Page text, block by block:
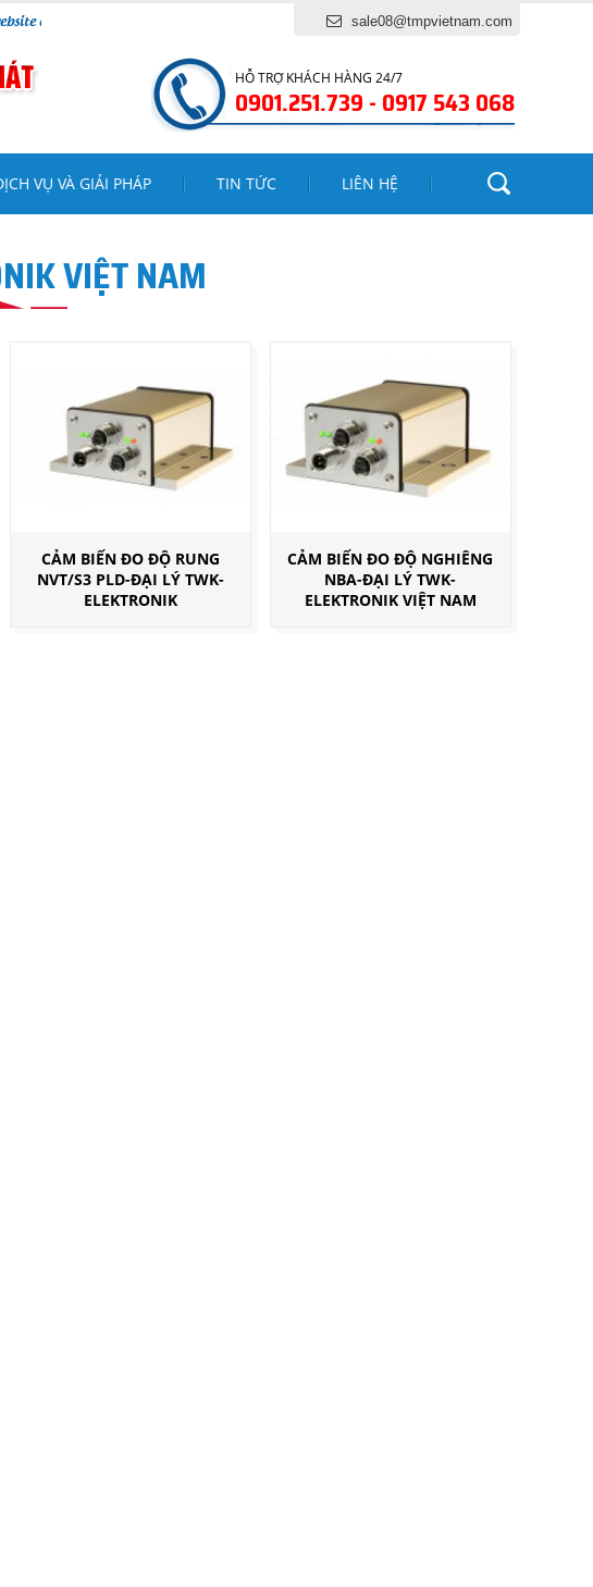
tôi ! sale08@tmpvietnam.com
HỖ TRỢ KHÁCH HÀNG 24/7
0901.251.739 - 0917 543 068
VỤ VÀ GIẢI PHÁP TIN TỨC LIÊN HỆ
VIỆT NAM
CẢM BIẾN ĐO ĐỘ RUNG
NVT/S3 PLD-ĐẠI LÝ TWK-
ELEKTRONIK
CẢM BIẾN ĐO ĐỘ NGHIÊNG
NBA-ĐẠI LÝ TWK-
ELEKTRONIK VIỆT NAM